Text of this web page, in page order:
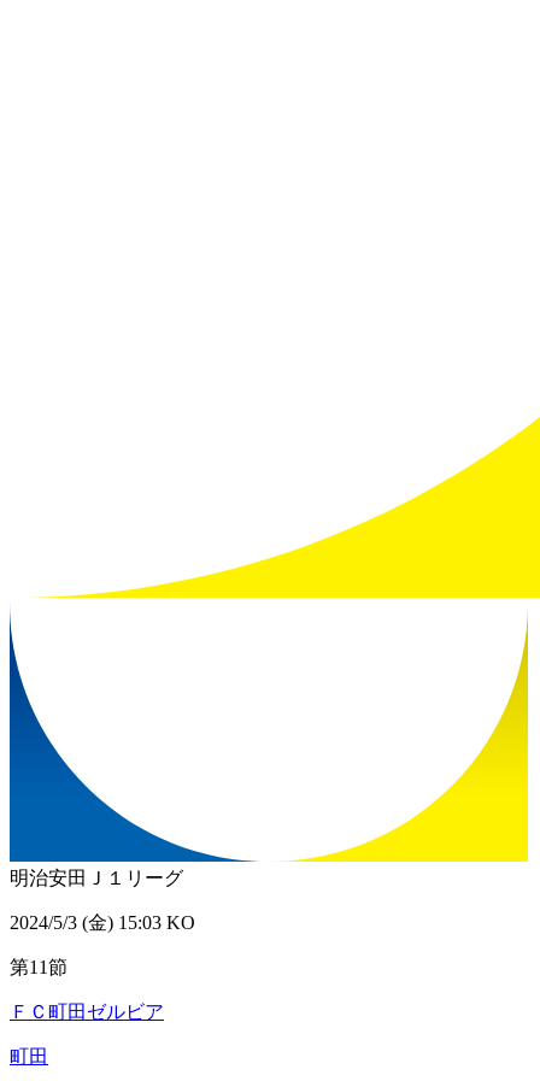
明治安田Ｊ１リーグ
2024/5/3 (金) 15:03 KO
第11節
ＦＣ町田ゼルビア
町田